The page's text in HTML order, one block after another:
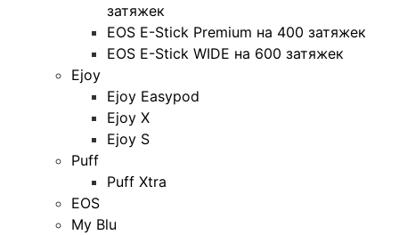
затяжек
EOS E-Stick Premium на 400 затяжек
EOS E-Stick WIDE на 600 затяжек
Ejoy
Ejoy Easypod
Ejoy X
Ejoy S
Puff
Puff Xtra
EOS
My Blu